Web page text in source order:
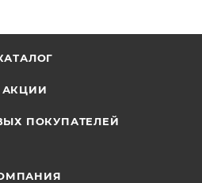
АКЦИИ
ПОКУПАТЕЛЕЙ